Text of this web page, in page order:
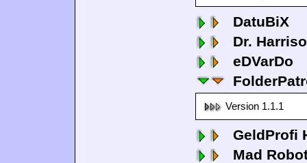
DatuBiX
Dr.
eDVarDo
Version 1.1.1
GeldProfi
Mad